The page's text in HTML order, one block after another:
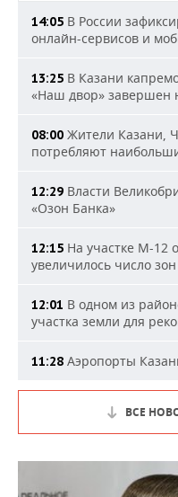
14:05 В России
онлайн-сервисов и
13:25 В Казани
«Наш двор» завершен
08:00 Жители Казани,
потребляют
12:29 Власти
«Озон Банка»
12:15 На участке М-12
увеличилось число
12:01 В одном из
участка земли для
11:28 Аэропорты
ВСЕ